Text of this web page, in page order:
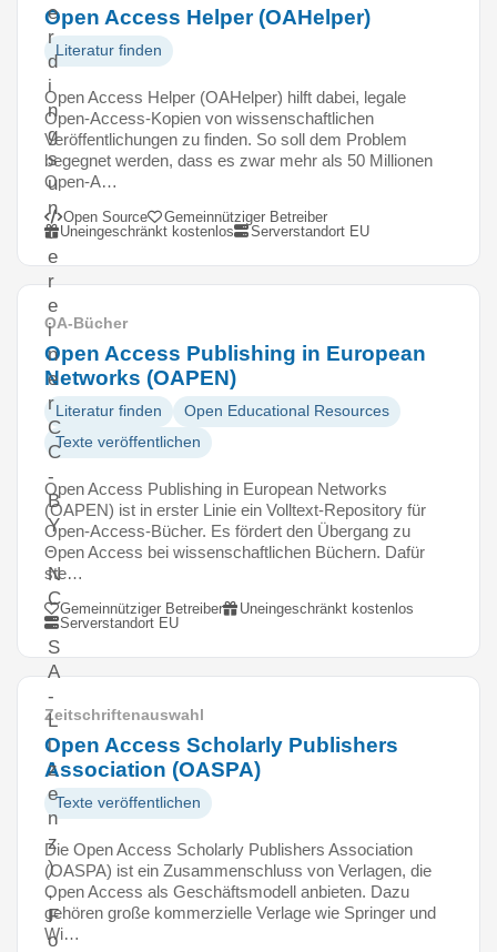
e
r
d
i
n
g
s
u
n
t
e
r
e
i
n
e
r
C
C
-
B
Y
-
N
C
-
S
A
-
L
i
z
e
n
z
)
,
F
o
Open Access Helper (OAHelper)
Literatur finden
Open Access Helper (OAHelper) hilft dabei, legale
Open-Access-Kopien von wissenschaftlichen
Veröffentlichungen zu finden. So soll dem Problem
begegnet werden, dass es zwar mehr als 50 Millionen
Open-A…
Open Source
Gemeinnütziger Betreiber
Uneingeschränkt kostenlos
Serverstandort EU
OA-Bücher
Open Access Publishing in European
Networks (OAPEN)
Literatur finden
Open Educational Resources
Texte veröffentlichen
Open Access Publishing in European Networks
(OAPEN) ist in erster Linie ein Volltext-Repository für
Open-Access-Bücher. Es fördert den Übergang zu
Open Access bei wissenschaftlichen Büchern. Dafür
ste…
Gemeinnütziger Betreiber
Uneingeschränkt kostenlos
Serverstandort EU
Zeitschriftenauswahl
Open Access Scholarly Publishers
Association (OASPA)
Texte veröffentlichen
Die Open Access Scholarly Publishers Association
(OASPA) ist ein Zusammenschluss von Verlagen, die
Open Access als Geschäftsmodell anbieten. Dazu
gehören große kommerzielle Verlage wie Springer und
Wi…